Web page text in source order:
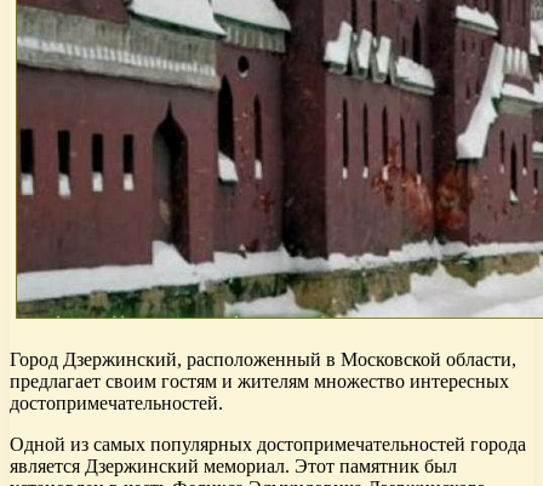
Город Дзержинский, расположенный в Московской области,
предлагает своим гостям и жителям множество интересных
достопримечательностей.
Одной из самых популярных достопримечательностей города
является Дзержинский мемориал. Этот памятник был